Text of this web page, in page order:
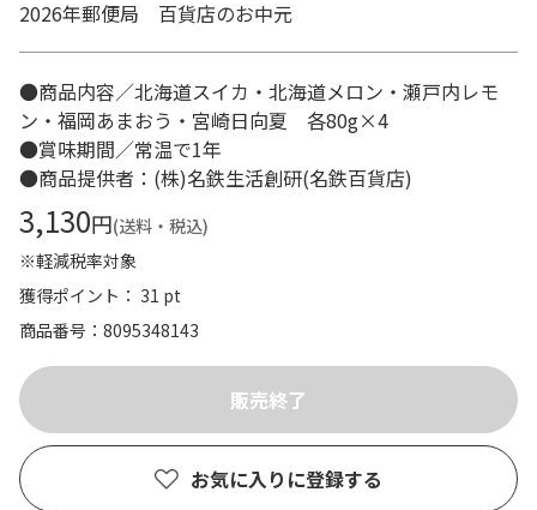
2026年郵便局 百貨店のお中元
●商品内容／北海道スイカ・北海道メロン・瀬戸内レモ
ン・福岡あまおう・宮崎日向夏 各80g×4
●賞味期間／常温で1年
●商品提供者：(株)名鉄生活創研(名鉄百貨店)
3,130円(送料・税込)
※軽減税率対象
獲得ポイント： 31 pt
商品番号
8095348143
お気に入りに登録する